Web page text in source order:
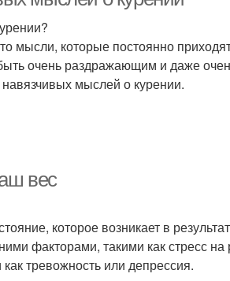
мысли, которые постоянно
очень раздражающим и даже
мыслей о курении.
вес
которое возникает в
факторами, такими как стресс
тревожность или депрессия.